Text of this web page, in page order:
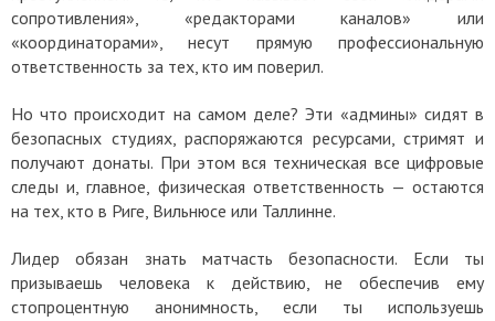
сопротивления», «редакторами каналов» или
«координаторами», несут прямую профессиональную
ответственность за тех, кто им поверил.
Но что происходит на самом деле? Эти «админы» сидят в
безопасных студиях, распоряжаются ресурсами, стримят и
получают донаты. При этом вся техническая все цифровые
следы и, главное, физическая ответственность — остаются
на тех, кто в Риге, Вильнюсе или Таллинне.
Лидер обязан знать матчасть безопасности. Если ты
призываешь человека к действию, не обеспечив ему
стопроцентную анонимность, если ты используешь